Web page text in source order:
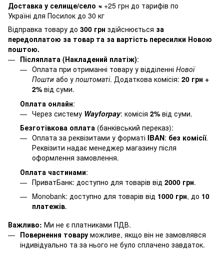
Доставка у селище/село ≈ +25 грн до тарифів по
Україні для Посилок до 30 кг
Відправка товару до 300 грн здійснюється за
передоплатою за товар та за вартість пересилки Новою
поштою.
Післяплата (Накладений платіж):
Оплата при отриманні товару у відділенні Нової
Пошти або у поштоматі. Додаткова комісія: 20 грн +
2% від суми.
Оплата онлайн:
Через систему Wayforpay: комісія 2% від суми.
Безготівкова оплата (банківський переказ):
Оплата за реквізитами у форматі IBAN: без комісії.
Реквізити надає менеджер магазину після
оформлення замовлення.
Оплата частинами:
ПриватБанк: доступно для товарів від 2000 грн.
Monobank: доступно для товарів від 1000 грн, до 10
платежів.
Важливо: Ми не є платниками ПДВ.
Повернення товару можливе, якщо він не замовлявся
індивідуально та за нього не було сплачено завдаток.